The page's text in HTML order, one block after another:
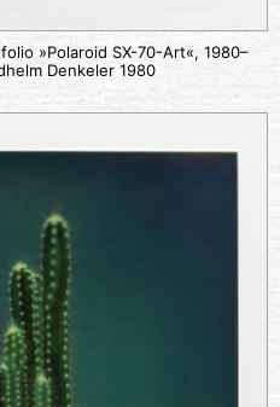
»Polaroid SX-70-Art«, 1980–
Denkeler 1980